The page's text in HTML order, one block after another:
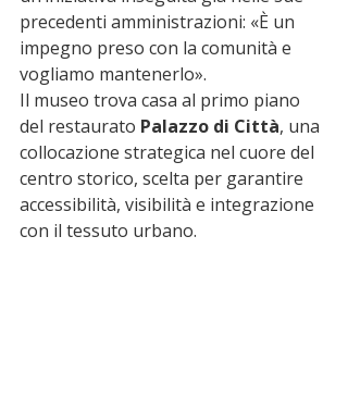
precedenti amministrazioni: «È un
impegno preso con la comunità e
vogliamo mantenerlo».
Il museo trova casa al primo piano
del restaurato Palazzo di Città, una
collocazione strategica nel cuore del
centro storico, scelta per garantire
accessibilità, visibilità e integrazione
con il tessuto urbano.